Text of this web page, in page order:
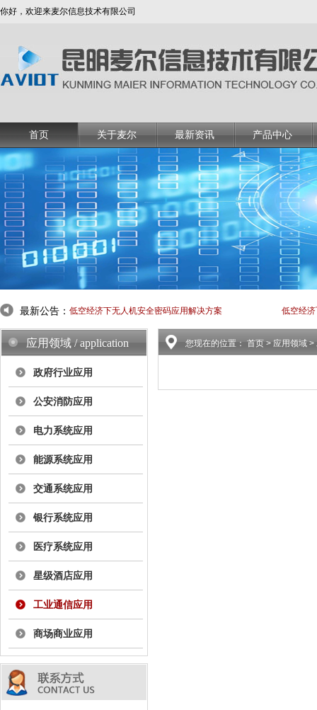
你好，欢迎来麦尔信息技术有限公司
首页 关于麦尔 最新资讯 产品中心
最新公告： 低空经济下无人机安全密码应用解决方案 低空经
应用领域 / application
政府行业应用
公安消防应用
电力系统应用
能源系统应用
交通系统应用
银行系统应用
医疗系统应用
星级酒店应用
工业通信应用
商场商业应用
您现在的位置： 首页 > 应用领域 >